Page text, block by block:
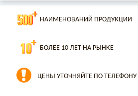
НАИМЕНОВАНИЙ ПРОДУКЦИИ
БОЛЕЕ 10 ЛЕТ НА РЫНКЕ
ЦЕНЫ УТОЧНЯЙТЕ ПО ТЕЛЕФОНУ